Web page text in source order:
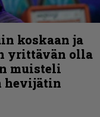
koskaan ja
yrittävän olla
muisteli
hevijätin